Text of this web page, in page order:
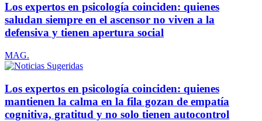
Los expertos en psicología coinciden: quienes
saludan siempre en el ascensor no viven a la
defensiva y tienen apertura social
MAG.
Los expertos en psicología coinciden: quienes
mantienen la calma en la fila gozan de empatía
cognitiva, gratitud y no solo tienen autocontrol